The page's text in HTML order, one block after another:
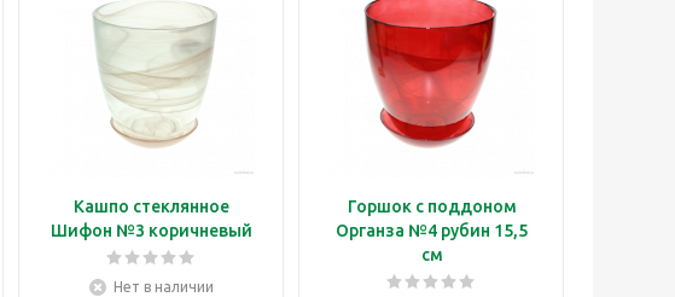
Кашпо стеклянное
Шифон №3 коричневый
Нет в наличии
Горшок с поддоном
Органза №4 рубин 15,5
см